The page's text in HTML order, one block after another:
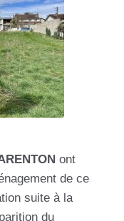
ont
de ce
suite à la
du